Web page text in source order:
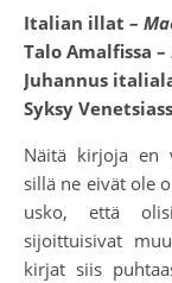
Italian illat –
Talo Amalfissa –
Juhannus
Syksy
Näitä kirjoja en
sillä ne eivät ole
usko, että
sijoittuisivat
kirjat siis